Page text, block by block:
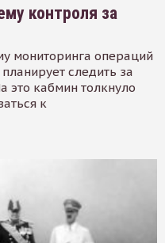
контроля за
мониторинга операций
следить за
это кабмин толкнуло
к